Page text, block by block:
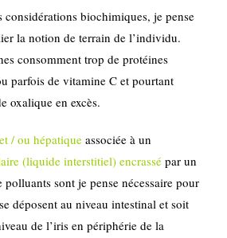
considérations biochimiques, je pense
la notion de terrain de l’individu.
consomment trop de protéines
parfois de vitamine C et pourtant
oxalique en excès.
/ ou hépatique associée à un
(liquide interstitiel) encrassé par un
polluants sont je pense nécessaire pour
déposent au niveau intestinal et soit
de l’iris en périphérie de la